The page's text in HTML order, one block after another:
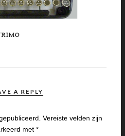
A REPLY
Vereiste velden zijn
met*